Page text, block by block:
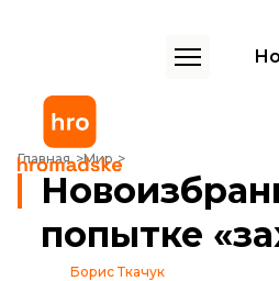
Главная Мир
Новоизбранный президент Молдовы
попытке
Борис Ткачук